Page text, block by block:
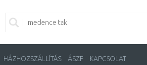
HÁZHOZSZÁLLÍTÁS ÁSZF KAPCSOLAT